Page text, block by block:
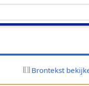
Brontekst